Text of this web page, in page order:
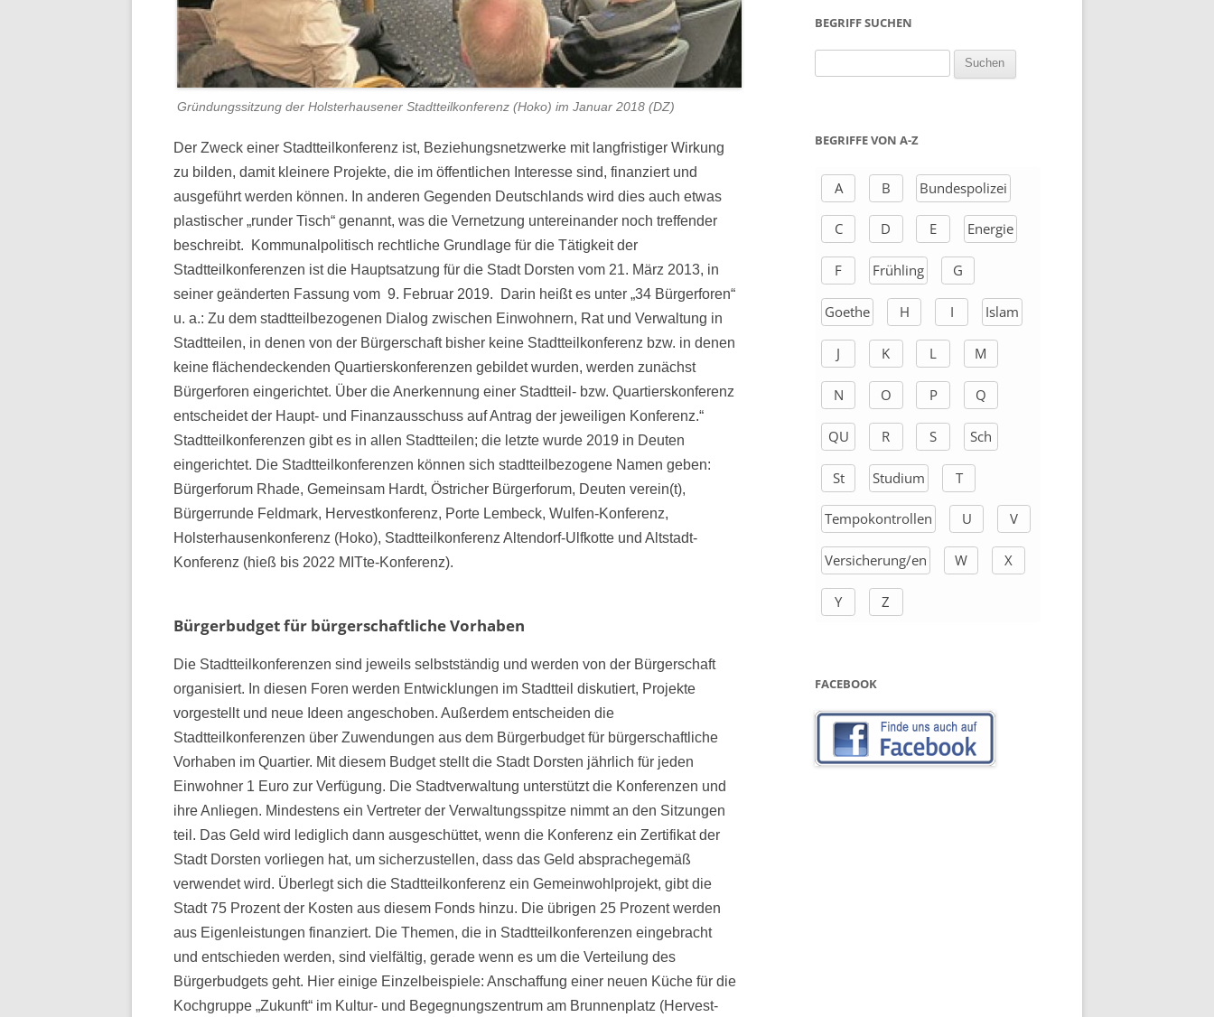
Gründungssitzung der Holsterhausener Stadtteilkonferenz (Hoko) im Januar 2018 (DZ)
Der Zweck einer Stadtteilkonferenz ist, Beziehungsnetzwerke mit langfristiger Wirkung
zu bilden, damit kleinere Projekte, die im öffentlichen Interesse sind, finanziert und
ausgeführt werden können. In anderen Gegenden Deutschlands wird dies auch etwas
plastischer „runder Tisch“ genannt, was die Vernetzung untereinander noch treffender
beschreibt. Kommunalpolitisch rechtliche Grundlage für die Tätigkeit der
Stadtteilkonferenzen ist die Hauptsatzung für die Stadt Dorsten vom 21. März 2013, in
seiner geänderten Fassung vom 9. Februar 2019. Darin heißt es unter „34 Bürgerforen“
u. a.: Zu dem stadtteilbezogenen Dialog zwischen Einwohnern, Rat und Verwaltung in
Stadtteilen, in denen von der Bürgerschaft bisher keine Stadtteilkonferenz bzw. in denen
keine flächendeckenden Quartierskonferenzen gebildet wurden, werden zunächst
Bürgerforen eingerichtet. Über die Anerkennung einer Stadtteil- bzw. Quartierskonferenz
entscheidet der Haupt- und Finanzausschuss auf Antrag der jeweiligen Konferenz.“
Stadtteilkonferenzen gibt es in allen Stadtteilen; die letzte wurde 2019 in Deuten
eingerichtet. Die Stadtteilkonferenzen können sich stadtteilbezogene Namen geben:
Bürgerforum Rhade, Gemeinsam Hardt, Östricher Bürgerforum, Deuten verein(t),
Bürgerrunde Feldmark, Hervestkonferenz, Porte Lembeck, Wulfen-Konferenz,
Holsterhausenkonferenz (Hoko), Stadtteilkonferenz Altendorf-Ulfkotte und Altstadt-
Konferenz (hieß bis 2022 MITte-Konferenz).
Bürgerbudget für bürgerschaftliche Vorhaben
Die Stadtteilkonferenzen sind jeweils selbstständig und werden von der Bürgerschaft
organisiert. In diesen Foren werden Entwicklungen im Stadtteil diskutiert, Projekte
vorgestellt und neue Ideen angeschoben. Außerdem entscheiden die
Stadtteilkonferenzen über Zuwendungen aus dem Bürgerbudget für bürgerschaftliche
Vorhaben im Quartier. Mit diesem Budget stellt die Stadt Dorsten jährlich für jeden
Einwohner 1 Euro zur Verfügung. Die Stadtverwaltung unterstützt die Konferenzen und
ihre Anliegen. Mindestens ein Vertreter der Verwaltungsspitze nimmt an den Sitzungen
teil. Das Geld wird lediglich dann ausgeschüttet, wenn die Konferenz ein Zertifikat der
Stadt Dorsten vorliegen hat, um sicherzustellen, dass das Geld absprachegemäß
verwendet wird. Überlegt sich die Stadtteilkonferenz ein Gemeinwohlprojekt, gibt die
Stadt 75 Prozent der Kosten aus diesem Fonds hinzu. Die übrigen 25 Prozent werden
aus Eigenleistungen finanziert. Die Themen, die in Stadtteilkonferenzen eingebracht
und entschieden werden, sind vielfältig, gerade wenn es um die Verteilung des
Bürgerbudgets geht. Hier einige Einzelbeispiele: Anschaffung einer neuen Küche für die
Kochgruppe „Zukunft“ im Kultur- und Begegnungszentrum am Brunnenplatz (Hervest-
BEGRIFF SUCHEN
h
h
BEGRIFFE VON A-Z
A B Bundespolizei
C D E Energie
F Frühling G
Goethe H I Islam
J K L M
N O P Q
QU R S Sch
St Studium T
Tempokontrollen U V
Versicherung/en W X
Y Z
FACEBOOK